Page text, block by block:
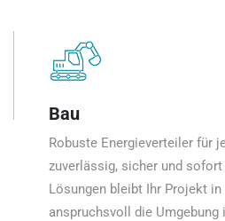
Bau
Robuste Energieverteiler für
zuverlässig, sicher und
Lösungen bleibt Ihr Projekt in
anspruchsvoll die Umgebung